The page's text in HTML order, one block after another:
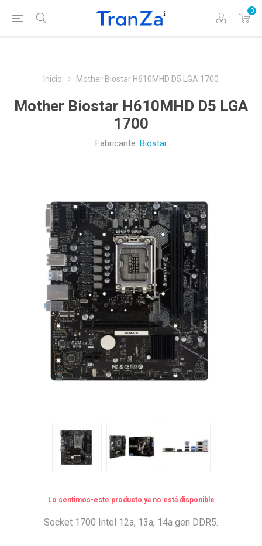
0
Inicio Mother Biostar H610MHD D5 LGA 1700
Mother Biostar H610MHD D5 LGA
1700
Fabricante: Biostar
Lo sentimos-este producto ya no está disponible
Socket 1700 Intel 12a, 13a, 14a gen DDR5.